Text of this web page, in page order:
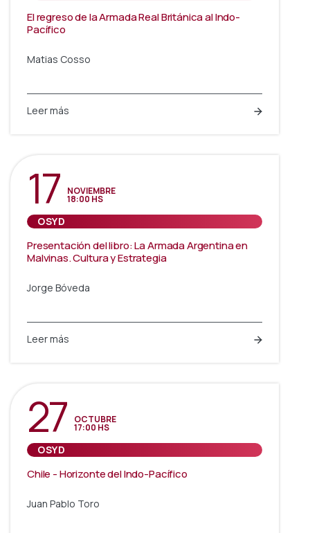
El regreso de la Armada Real Británica al Indo-
Pacífico
Matias Cosso
Leer más
17 NOVIEMBRE
18:00 HS
OSYD
Presentación del libro: La Armada Argentina en
Malvinas. Cultura y Estrategia
Jorge Bóveda
Leer más
27 OCTUBRE
17:00 HS
OSYD
Chile - Horizonte del Indo-Pacífico
Juan Pablo Toro